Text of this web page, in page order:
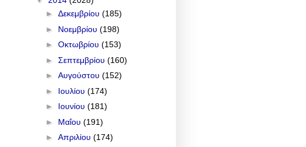
► Δεκεμβρίου (185)
► Νοεμβρίου (198)
► Οκτωβρίου (153)
► Σεπτεμβρίου (160)
► Αυγούστου (152)
► Ιουλίου (174)
► Ιουνίου (181)
► Μαΐου (191)
► Απριλίου (174)